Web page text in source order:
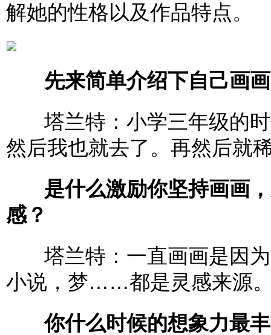
解她的性格以及作品特点。
先来简单介绍下自己画
塔兰特：小学三年级的时
然后我也就去了。再然后就
是什么激励你坚持画画
感？
塔兰特：一直画画是因为
小说，梦……都是灵感来源
你什么时候的想象力最